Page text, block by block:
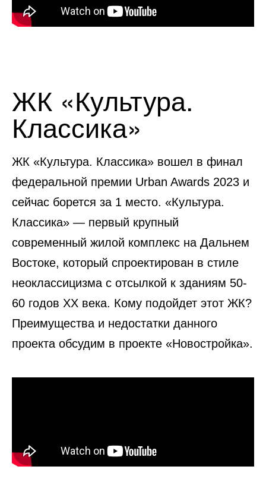
ЖК «Культура.
Классика»
ЖК «Культура. Классика» вошел в финал
федеральной премии Urban Awards 2023 и
сейчас борется за 1 место. «Культура.
Классика» — первый крупный
современный жилой комплекс на Дальнем
Востоке, который спроектирован в стиле
неоклассицизма с отсылкой к зданиям 50-
60 годов ХХ века. Кому подойдет этот ЖК?
Преимущества и недостатки данного
проекта обсудим в проекте «Новостройка».